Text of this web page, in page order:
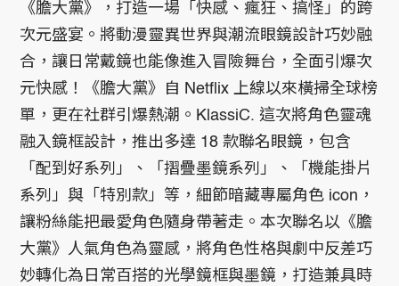
《膽大黨》，打造一場「快感、瘋狂、搞怪」的跨
次元盛宴。將動漫靈異世界與潮流眼鏡設計巧妙融
合，讓日常戴鏡也能像進入冒險舞台，全面引爆次
元快感！《膽大黨》自 Netflix 上線以來橫掃全球榜
單，更在社群引爆熱潮。KlassiC. 這次將角色靈魂
融入鏡框設計，推出多達 18 款聯名眼鏡，包含
「配到好系列」、「摺疊墨鏡系列」、「機能掛片
系列」與「特別款」等，細節暗藏專屬角色 icon，
讓粉絲能把最愛角色隨身帶著走。本次聯名以《膽
大黨》人氣角色為靈感，將角色性格與劇中反差巧
妙轉化為日常百搭的光學鏡框與墨鏡，打造兼具時